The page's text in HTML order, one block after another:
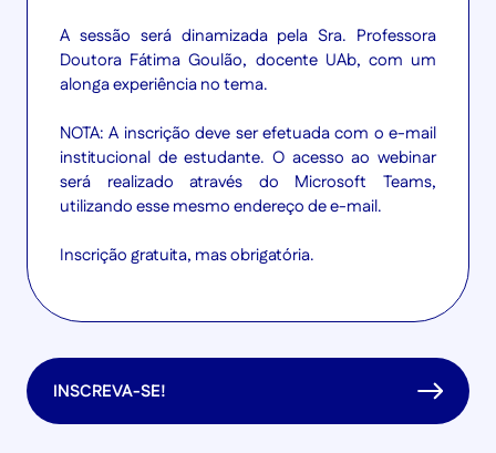
A sessão será dinamizada pela Sra. Professora
Doutora Fátima Goulão, docente UAb, com um
alonga experiência no tema.
NOTA: A inscrição deve ser efetuada com o e-mail
institucional de estudante. O acesso ao webinar
será realizado através do Microsoft Teams,
utilizando esse mesmo endereço de e-mail.
Inscrição gratuita, mas obrigatória.
INSCREVA-SE!